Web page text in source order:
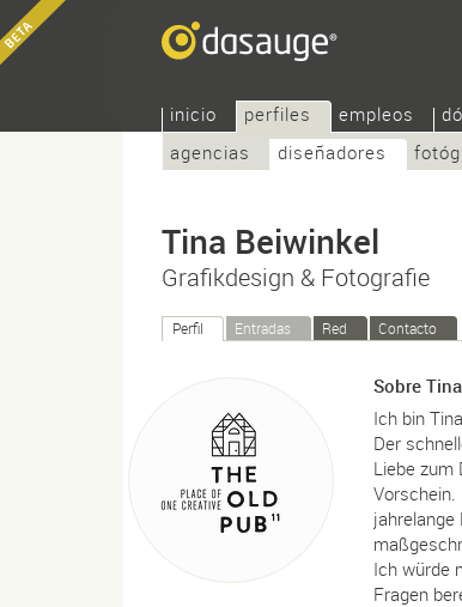
inicio
perfiles
agencias
diseñadores
empleos
Tina Beiwinkel
Grafikdesign & Fotografie
Perfil Entradas Red Contacto
Sobre
Ich bin
Der
Liebe zum
jahrelange
Ich würde
Fragen